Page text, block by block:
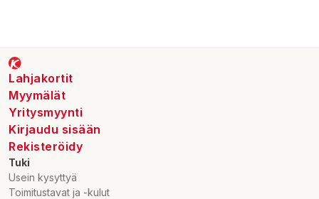
Lahjakortit
Myymälät
Yritysmyynti
Kirjaudu sisään
Rekisteröidy
Tuki
Usein kysyttyä
Toimitustavat ja -kulut